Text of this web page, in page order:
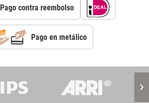
Pago contra reembolso
Pago en metálico